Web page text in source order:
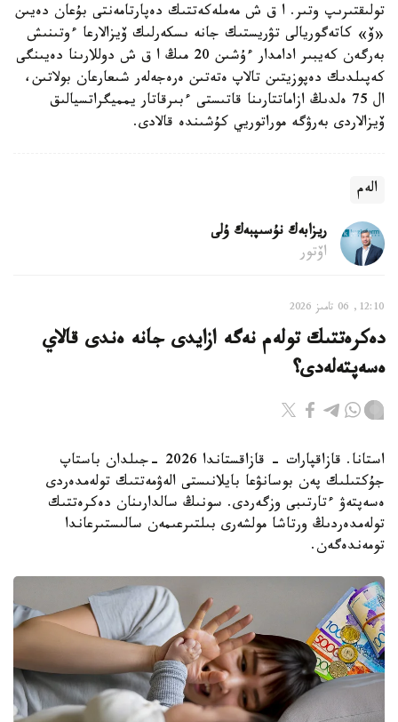
تولىقتىرىپ وتىر. ا ق ش مەملەكەتتىك دەپارتامەنتى بۇعان دەيىن
«ۆ» كاتەگوريالى تۋريستىك جانە ىسكەرلىك ۆيزالارعا ءوتىنىش
بەرگەن كەيبىر ادامدار ءۇشىن 20 مىڭ ا ق ش دوللارىنا دەيىنگى
كەپىلدىك دەپوزيتىن تالاپ ەتەتىن ەرەجەلەر شىعارعان بولاتىن،
ال 75 ەلدىڭ ازاماتتارىنا قاتىستى ءبىرقاتار يمميگراتسيالىق
ۆيزالاردى بەرۋگە موراتوريي كۇشىندە قالادى.
الەم
ريزابەك نۇسىپبەك ۇلى
اۆتور
12:10, 06 تامىز 2026
دەكرەتتىك تولەم نەگە ازايدى جانە ەندى قالاي
ەسەپتەلەدى؟
استانا. قازاقپارات - قازاقستاندا 2026 -جىلدان باستاپ
جۇكتىلىك پەن بوسانۋعا بايلانىستى الەۋمەتتىك تولەمدەردى
ەسەپتەۋ ءتارتىبى وزگەردى. سونىڭ سالدارىنان دەكرەتتىك
تولەمدەردىڭ ورتاشا مولشەرى بىلتىرعىمەن سالىستىرعاندا
تومەندەگەن.